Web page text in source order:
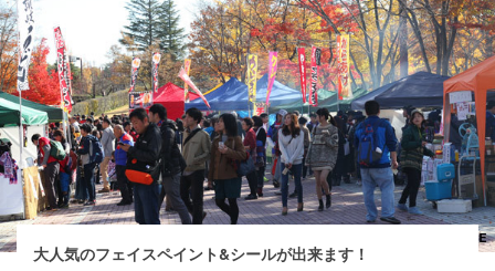
大人気のフェイスペイント&シールが出来ます！